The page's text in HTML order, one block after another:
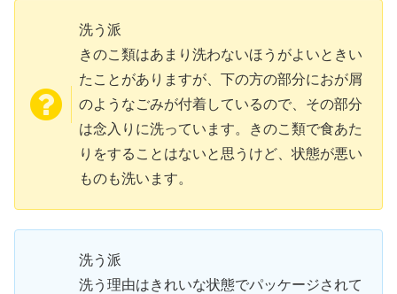
洗う派
きのこ類はあまり洗わないほうがよいときい
たことがありますが、下の方の部分におが屑
のようなごみが付着しているので、その部分
は念入りに洗っています。きのこ類で食あた
りをすることはないと思うけど、状態が悪い
ものも洗います。
洗う派
洗う理由はきれいな状態でパッケージされて